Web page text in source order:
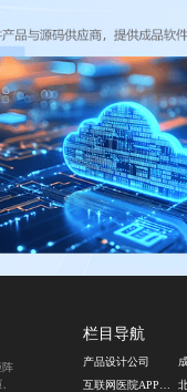
阵
栏目导航
产品设计公司